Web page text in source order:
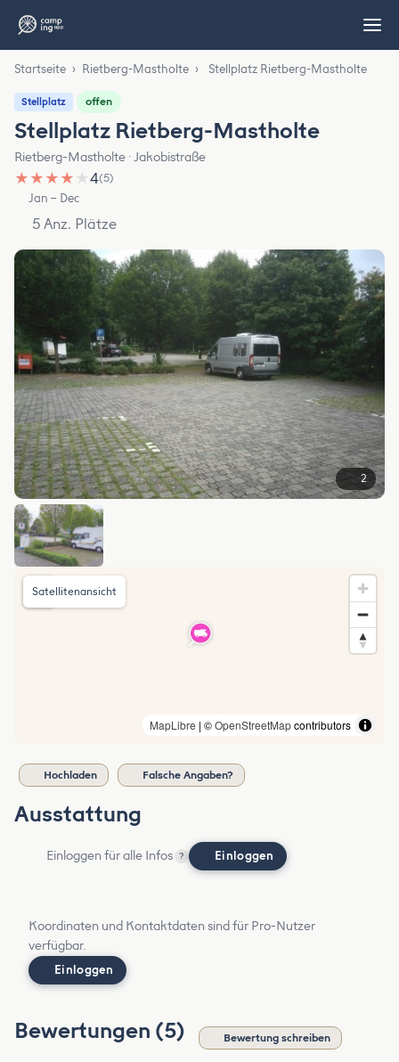
Startseite › Rietberg-Mastholte › Stellplatz Rietberg-Mastholte
Stellplatz offen
Stellplatz Rietberg-Mastholte
Rietberg-Mastholte · Jakobistraße
★ ★ ★ ★ ★4(5)
Jan – Dec
5 Anz. Plätze
2
MapLibre | ©OpenStreetMapcontributors
Satellitenansicht
Hochladen Falsche Angaben?
Ausstattung
Einloggen für alle Infos ? Einloggen
Koordinaten und Kontaktdaten sind für Pro-Nutzer
verfügbar.
Einloggen
Bewertungen (5) Bewertung schreiben